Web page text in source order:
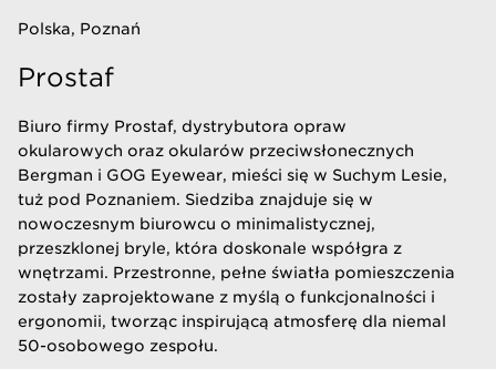
Polska, Poznań
Prostaf
Biuro firmy Prostaf, dystrybutora opraw
okularowych oraz okularów przeciwsłonecznych
Bergman i GOG Eyewear, mieści się w Suchym Lesie,
tuż pod Poznaniem. Siedziba znajduje się w
nowoczesnym biurowcu o minimalistycznej,
przeszklonej bryle, która doskonale współgra z
wnętrzami. Przestronne, pełne światła pomieszczenia
zostały zaprojektowane z myślą o funkcjonalności i
ergonomii, tworząc inspirującą atmosferę dla niemal
50-osobowego zespołu.